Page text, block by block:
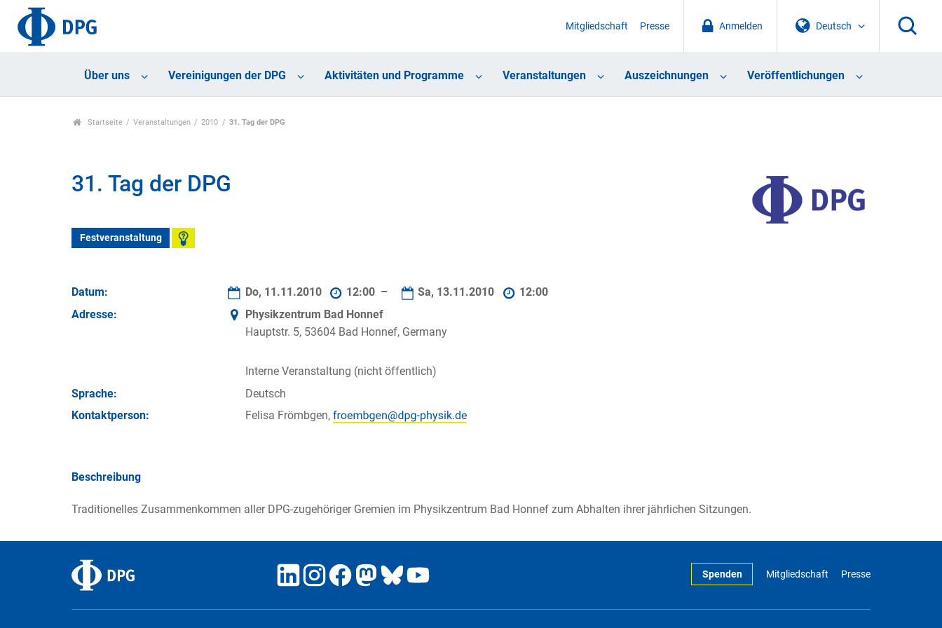
Deutsch
Anmelden
Mitgliedschaft Presse
Über uns Vereinigungen der DPG Aktivitäten und Programme Veranstaltungen Auszeichnungen Veröffentlichungen
Startseite Veranstaltungen 2010 31. Tag der DPG
31. Tag der DPG
Festveranstaltung
Datum: Do, 11.11.2010 12:00 – Sa, 13.11.2010
12:00
Adresse:
Physikzentrum Bad Honnef
Hauptstr. 5, 53604 Bad Honnef, Germany
Interne Veranstaltung (nicht öffentlich)
Sprache:
Deutsch
Kontakt­person:
Felisa Frömbgen,
Beschreibung
Traditionelles Zusammenkommen aller DPG-zugehöriger Gremien im Physikzentrum Bad Honnef zum Abhalten ihrer jährlichen Sitzungen.
Spenden Mitgliedschaft Presse